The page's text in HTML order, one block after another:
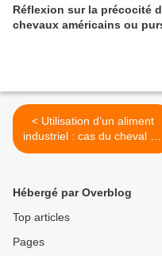
Réflexion sur la précocité
chevaux américains ou
< Utilisation d’un aliment
industriel : cas du cheval ou
du poney à faibles besoins
Hébergé par Overblog
Top articles
Pages